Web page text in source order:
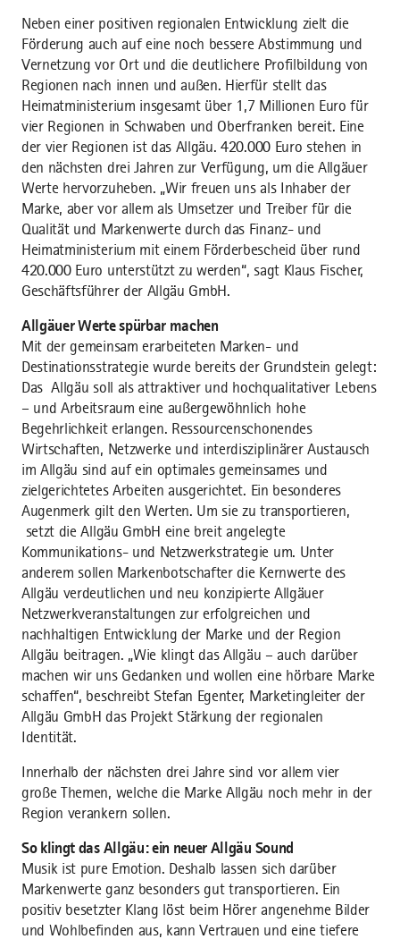
Neben einer positiven regionalen Entwicklung zielt die
Förderung auch auf eine noch bessere Abstimmung und
Vernetzung vor Ort und die deutlichere Profilbildung von
Regionen nach innen und außen. Hierfür stellt das
Heimatministerium insgesamt über 1,7 Millionen Euro für
vier Regionen in Schwaben und Oberfranken bereit. Eine
der vier Regionen ist das Allgäu. 420.000 Euro stehen in
den nächsten drei Jahren zur Verfügung, um die Allgäuer
Werte hervorzuheben. „Wir freuen uns als Inhaber der
Marke, aber vor allem als Umsetzer und Treiber für die
Qualität und Markenwerte durch das Finanz- und
Heimatministerium mit einem Förderbescheid über rund
420.000 Euro unterstützt zu werden“, sagt Klaus Fischer,
Geschäftsführer der Allgäu GmbH.
Allgäuer Werte spürbar machen
Mit der gemeinsam erarbeiteten Marken- und
Destinationsstrategie wurde bereits der Grundstein gelegt:
Das Allgäu soll als attraktiver und hochqualitativer Lebens
– und Arbeitsraum eine außergewöhnlich hohe
Begehrlichkeit erlangen. Ressourcenschonendes
Wirtschaften, Netzwerke und interdisziplinärer Austausch
im Allgäu sind auf ein optimales gemeinsames und
zielgerichtetes Arbeiten ausgerichtet. Ein besonderes
Augenmerk gilt den Werten. Um sie zu transportieren,
setzt die Allgäu GmbH eine breit angelegte
Kommunikations- und Netzwerkstrategie um. Unter
anderem sollen Markenbotschafter die Kernwerte des
Allgäu verdeutlichen und neu konzipierte Allgäuer
Netzwerkveranstaltungen zur erfolgreichen und
nachhaltigen Entwicklung der Marke und der Region
Allgäu beitragen. „Wie klingt das Allgäu – auch darüber
machen wir uns Gedanken und wollen eine hörbare Marke
schaffen“, beschreibt Stefan Egenter, Marketingleiter der
Allgäu GmbH das Projekt Stärkung der regionalen
Identität.
Innerhalb der nächsten drei Jahre sind vor allem vier
große Themen, welche die Marke Allgäu noch mehr in der
Region verankern sollen.
So klingt das Allgäu: ein neuer Allgäu Sound
Musik ist pure Emotion. Deshalb lassen sich darüber
Markenwerte ganz besonders gut transportieren. Ein
positiv besetzter Klang löst beim Hörer angenehme Bilder
und Wohlbefinden aus, kann Vertrauen und eine tiefere